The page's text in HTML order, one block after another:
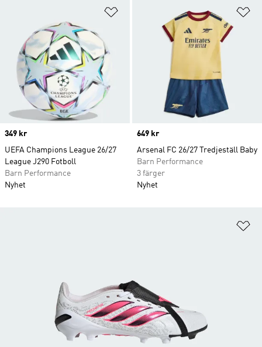
Lägg till på önskelistan
Price
349 kr
UEFA Champions League 26/27
League J290 Fotboll
Barn Performance
Nyhet
Price
649 kr
Arsenal FC 26/27 Tredjeställ Baby
Barn Performance
3 färger
Nyhet